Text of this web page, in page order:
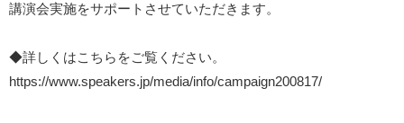
講演会実施をサポートさせていただきます。
◆詳しくはこちらをご覧ください。
https://www.speakers.jp/media/info/campaign200817/